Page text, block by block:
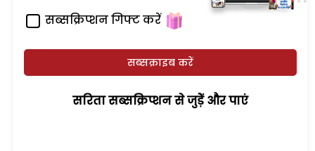
सब्सक्रिप्शन गिफ्ट करें
सब्सक्राइब करें
सरिता सब्सक्रिप्शन से जुड़ेें और पाएं